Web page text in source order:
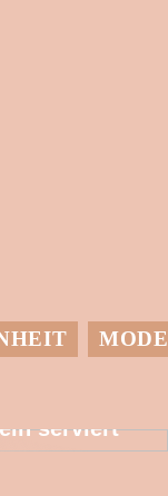
MODE
man
serviert